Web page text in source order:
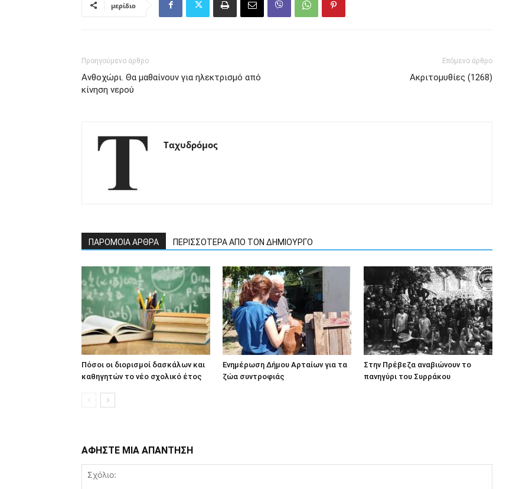
μερίδιο
Προηγούμενο άρθρο
Ανθοχώρι. Θα μαθαίνουν για ηλεκτρισμό από
κίνηση νερού
Επόμενο άρθρο
Ακριτομυθίες (1268)
Ταχυδρόμος
ΠΑΡΟΜΟΙΑ ΑΡΘΡΑ ΠΕΡΙΣΣΟΤΕΡΑ ΑΠΟ ΤΟΝ ΔΗΜΙΟΥΡΓΟ
Πόσοι οι διορισμοί δασκάλων και
καθηγητών το νέο σχολικό έτος
Ενημέρωση Δήμου Αρταίων για τα
ζώα συντροφιάς
Στην Πρέβεζα αναβιώνουν το
πανηγύρι του Συρράκου
ΑΦΗΣΤΕ ΜΙΑ ΑΠΑΝΤΗΣΗ